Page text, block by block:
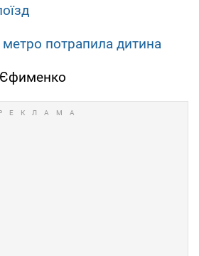
метро потрапила дитина
Єфименко